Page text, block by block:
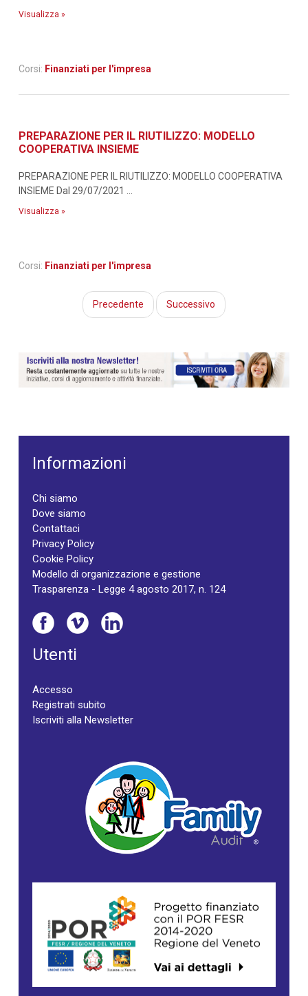
Visualizza »
Corsi: Finanziati per l'impresa
PREPARAZIONE PER IL RIUTILIZZO: MODELLO
COOPERATIVA INSIEME
PREPARAZIONE PER IL RIUTILIZZO: MODELLO COOPERATIVA
INSIEME Dal 29/07/2021 ...
Visualizza »
Corsi: Finanziati per l'impresa
Precedente Successivo
Informazioni
Chi siamo
Dove siamo
Contattaci
Privacy Policy
Cookie Policy
Modello di organizzazione e gestione
Trasparenza - Legge 4 agosto 2017, n. 124
Utenti
Accesso
Registrati subito
Iscriviti alla Newsletter